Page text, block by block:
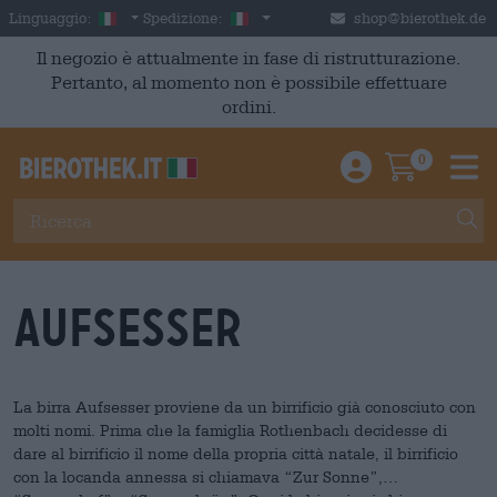
Skip to main content
Linguaggio: Italian
Spedizione: Italia shop@bierothek.de
Il negozio è attualmente in fase di ristrutturazione.
Pertanto, al momento non è possibile effettuare
ordini.
Einloggen /
0
Aufsesser
La birra Aufsesser proviene da un birrificio già conosciuto con
molti nomi. Prima che la famiglia Rothenbach decidesse di
dare al birrificio il nome della propria città natale, il birrificio
con la locanda annessa si chiamava “Zur Sonne”,